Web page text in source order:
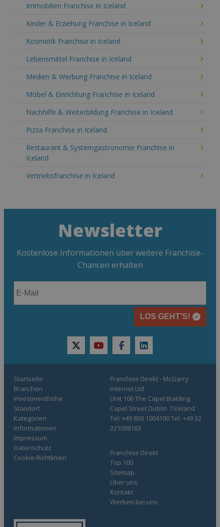
Immobilien Franchise in Iceland
Kinder & Erziehung Franchise in Iceland
Kosmetik Franchise in Iceland
Lebensmittel Franchise in Iceland
Medien & Werbung Franchise in Iceland
Möbel & Einrichtung Franchise in Iceland
Nachhilfe & Weiterbildung Franchise in Iceland
Pizza Franchise in Iceland
Restaurant & Systemgastronomie Franchise in
Iceland
Vertriebsfranchise in Iceland
Newsletter
Kostenlose Informationen über weitere Franchise-
Chancen erhalten
LOS GEHT’S!
twitteryoutubefacebooklinkedin
Startseite
Branchen
Investmenthöhe
Standort
Kategorien
Informationen
Franchise Direkt
Top 100
Sitemap
Über uns
Kontakt
Werben bei uns
Impressum
Datenschutz
Cookie-Richtlinien
Franchise Direkt - McGarry
Internet Ltd
Unit 106 The Capel Building
Capel Street Dublin 7 Ireland
Tel: +49 800 1004100 Tel: +49 32
221098163